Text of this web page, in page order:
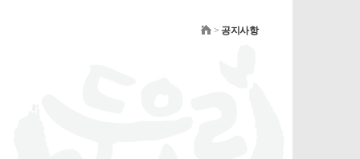
> 공지사항